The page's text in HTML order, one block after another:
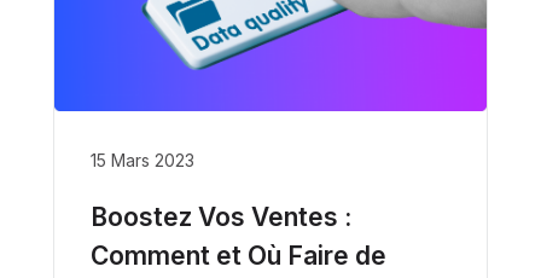
15 Mars 2023
Boostez Vos Ventes :
Comment et Où Faire de